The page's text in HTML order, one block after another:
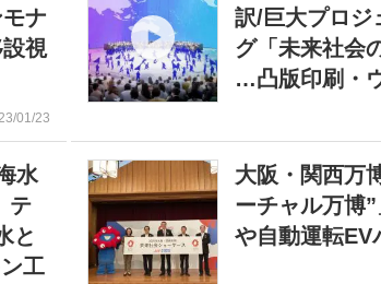
ナ
視
01/23
訳/巨大プロジ
グ「未来社会
…凸版印刷・
水
テ
と
工
大阪・関西万
ーチャル万博
や自動運転EV